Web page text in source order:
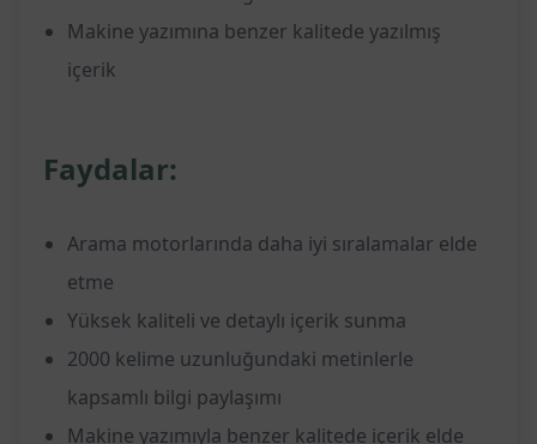
Makine yazımına benzer kalitede yazılmış
içerik
Faydalar:
Arama motorlarında daha iyi sıralamalar elde
etme
Yüksek kaliteli ve detaylı içerik sunma
2000 kelime uzunluğundaki metinlerle
kapsamlı bilgi paylaşımı
Makine yazımıyla benzer kalitede içerik elde